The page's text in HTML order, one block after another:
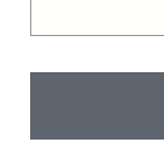
は